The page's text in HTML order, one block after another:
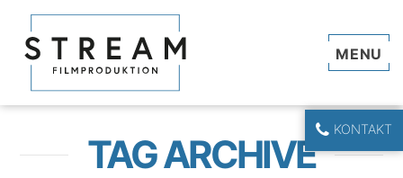
KONTAKT
TAG ARCHIVE